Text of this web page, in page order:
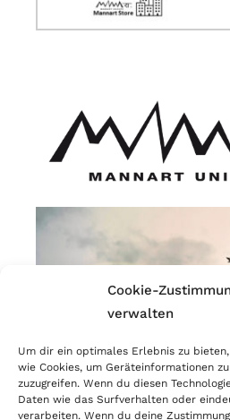
Cookie-
verwalten
Um dir ein optimales Erlebnis zu
wie Cookies, um Geräteinformationen
zuzugreifen. Wenn du diesen
Daten wie das Surfverhalten oder
verarbeiten. Wenn du deine